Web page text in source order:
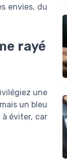
envies, du
rayé
une
un bleu
éviter, car